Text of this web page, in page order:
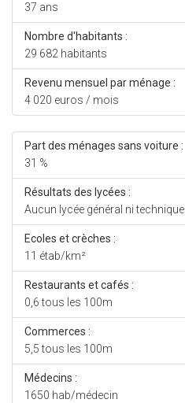
37 ans
Nombre d'habitants :
29 682 habitants
Revenu mensuel par ménage :
4 020 euros / mois
Part des ménages sans voiture :
31 %
Résultats des lycées :
Aucun lycée général ni technique
Ecoles et crèches :
11 étab/km²
Restaurants et cafés :
0,6 tous les 100m
Commerces :
5,5 tous les 100m
Médecins :
1650 hab/médecin